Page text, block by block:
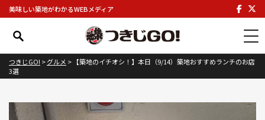
美味しい築地がわかるWEBメディア
つきじGO! >グルメ > 【築地のイチオシ！】本日（9/14）築地おすすめランチのお店
3選